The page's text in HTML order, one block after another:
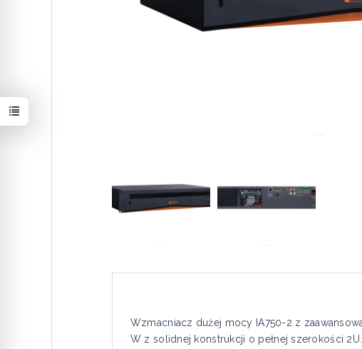
Wzmacniacz dużej mocy IA750-2 z
W z solidnej konstrukcji o pełnej szerokości 2U.